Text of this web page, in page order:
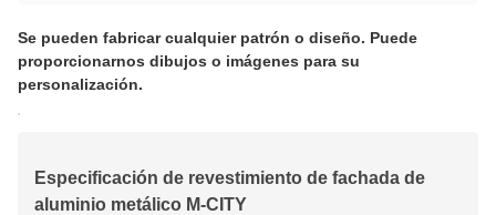
Se pueden fabricar cualquier patrón o diseño. Puede
proporcionarnos dibujos o imágenes para su
personalización.
Especificación de revestimiento de fachada de
aluminio metálico M-CITY